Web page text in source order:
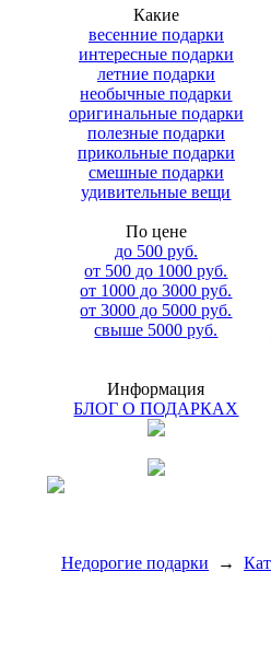
Какие
весенние подарки
интересные подарки
летние подарки
необычные подарки
оригинальные подарки
полезные подарки
прикольные подарки
смешные подарки
удивительные вещи
По цене
до 500 руб.
от 500 до 1000 руб.
от 1000 до 3000 руб.
от 3000 до 5000 руб.
свыше 5000 руб.
Информация
БЛОГ О ПОДАРКАХ
Недорогие подарки →